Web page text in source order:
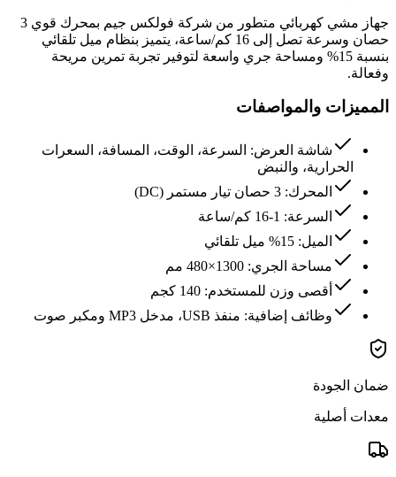
جهاز مشي كهربائي متطور من شركة فولكس جيم بمحرك قوي 3
حصان وسرعة تصل إلى 16 كم/ساعة، يتميز بنظام ميل تلقائي
بنسبة 15% ومساحة جري واسعة لتوفير تجربة تمرين مريحة
وفعالة.
المميزات والمواصفات
شاشة العرض: السرعة، الوقت، المسافة، السعرات
الحرارية، والنبض
المحرك: 3 حصان تيار مستمر (DC)
السرعة: 1-16 كم/ساعة
الميل: 15% ميل تلقائي
مساحة الجري: 1300×480 مم
أقصى وزن للمستخدم: 140 كجم
وظائف إضافية: منفذ USB، مدخل MP3 ومكبر صوت
ضمان الجودة
معدات أصلية